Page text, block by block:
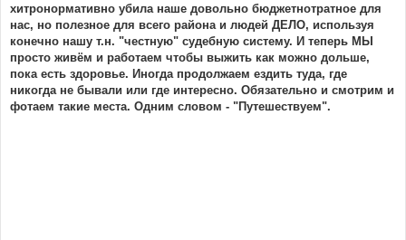
хитронормативно убила наше довольно бюджетнотратное для
нас, но полезное для всего района и людей ДЕЛО, используя
конечно нашу т.н. "честную" судебную систему. И теперь МЫ
просто живём и работаем чтобы выжить как можно дольше,
пока есть здоровье. Иногда продолжаем ездить туда, где
никогда не бывали или где интересно. Обязательно и смотрим и
фотаем такие места. Одним словом - "Путешествуем".